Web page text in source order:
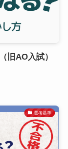
旧AO入試）
選考基準